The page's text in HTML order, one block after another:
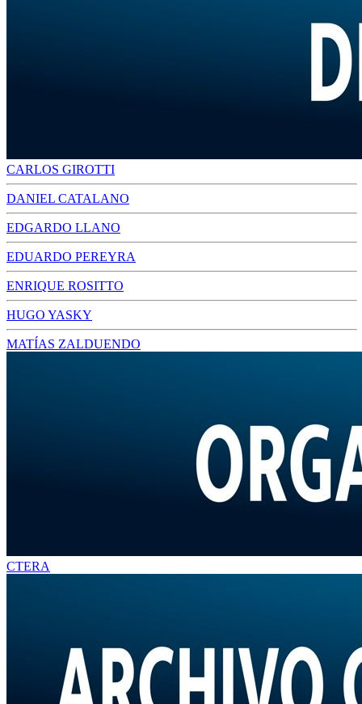
CARLOS GIROTTI
DANIEL CATALANO
EDGARDO LLANO
EDUARDO PEREYRA
ENRIQUE ROSITTO
HUGO YASKY
MATÍAS ZALDUENDO
CTERA